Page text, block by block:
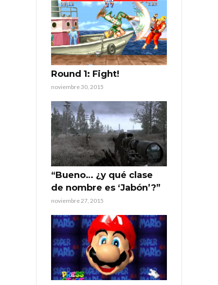
Round 1: Fight!
noviembre 30, 2015
“Bueno… ¿y qué clase
de nombre es ‘Jabón’?”
noviembre 27, 2015